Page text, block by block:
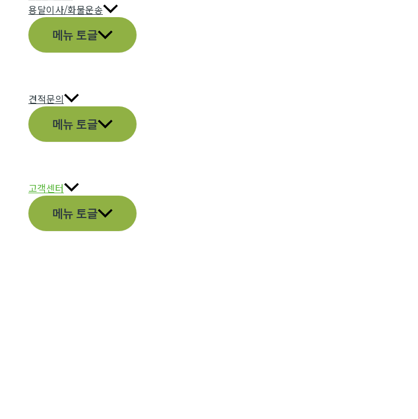
용달이사/화물운송
메뉴 토글
견적문의
메뉴 토글
고객센터
메뉴 토글